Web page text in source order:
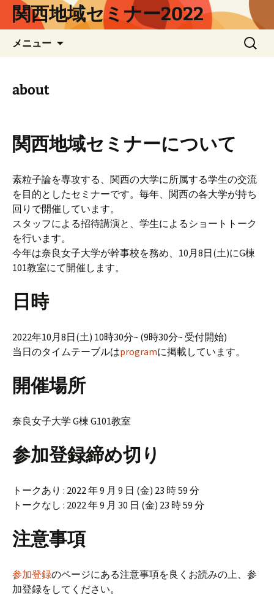
関西地域セミナー2022
メニュー
検
索:
about
関西地域セミナーについて
素粒子論を専攻する、関西の大学に所属する学生の交流
を目的としたセミナーです。毎年、関西の各大学が持ち
回りで開催しています。
スタッフによる招待講演と、学生によるショートトーク
を行います。
今年は奈良女子大学が幹事校を務め、10月8日(土)にG棟
101教室にて開催します。
日時
2022年10月8日(土) 10時30分~ (9時30分~ 受付開始)
当日のタイムテーブルはprogramに掲載しています。
開催場所
奈良女子大学 G棟 G101教室
参加登録締め切り
トークあり : 2022 年 9 月 9 日 (金) 23 時 59 分
トークなし : 2022 年 9 月 30 日 (金) 23 時 59 分
注意事項
参加登録のページにある注意事項を良くお読みの上、参
加登録をしてください。